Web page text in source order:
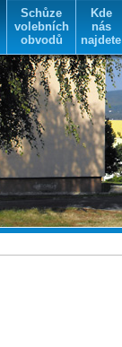
Schůze
volebních
obvodů
Kde
nás
najdete